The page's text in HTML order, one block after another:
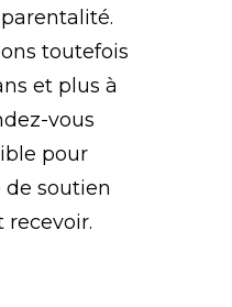
toutefois
et plus à
vous
pour
soutien
recevoir.